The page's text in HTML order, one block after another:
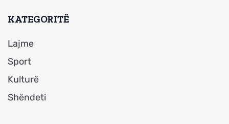
KATEGORITË
Lajme
Sport
Kulturë
Shëndeti